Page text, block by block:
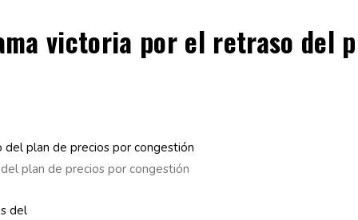
victoria por el retraso del
plan de precios por congestión
del